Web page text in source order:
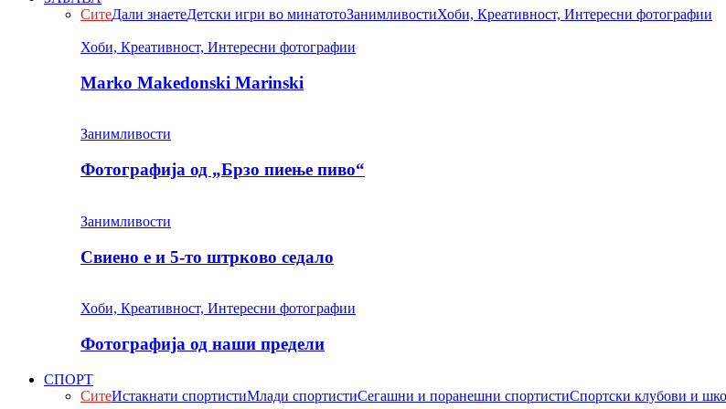
СитеДали знаетеДетски игри во минатотоЗанимливостиХоби, Креативност, Интересни фотографии
Хоби, Креативност, Интересни фотографии
Marko Makedonski Marinski
Занимливости
Фотографија од „Брзо пиење пиво“
Занимливости
Свиено е и 5-то штрково седало
Хоби, Креативност, Интересни фотографии
Фотографија од наши предели
СПОРТ
СитеИстакнати спортистиМлади спортистиСегашни и поранешни спортистиСпортски клубови и